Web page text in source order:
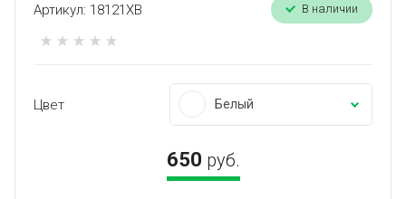
Артикул: 18121ХВ В наличии
650 руб.
Цвет Белый